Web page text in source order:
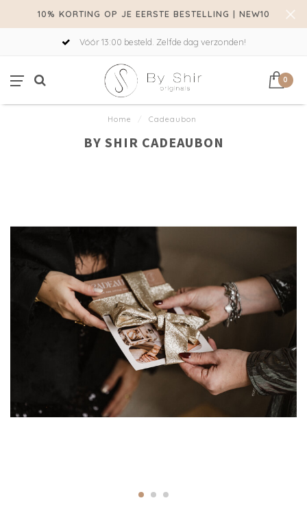
10% KORTING OP JE EERSTE BESTELLING | NEW10
Vóór 13:00 besteld. Zelfde dag verzonden!
0
Home / Cadeaubon
BY SHIR CADEAUBON